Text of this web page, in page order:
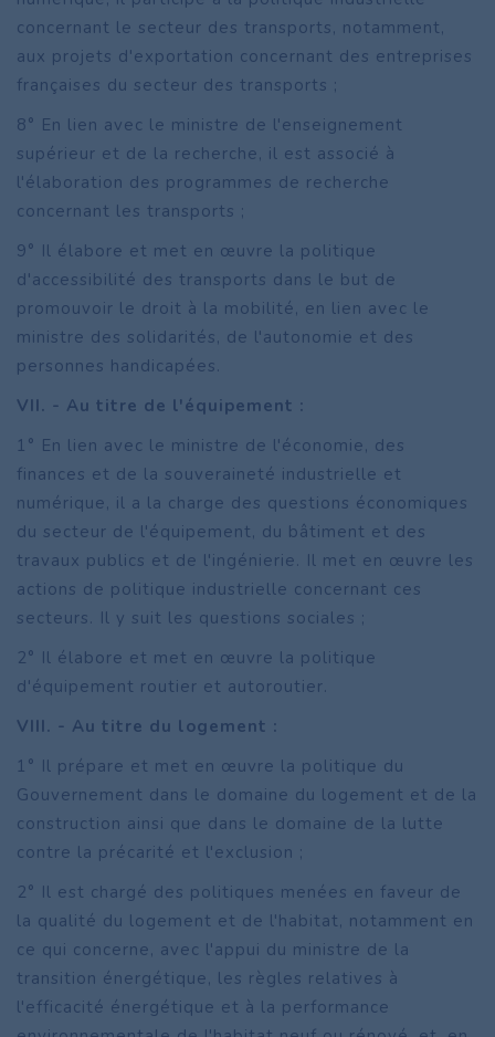
concernant le secteur des transports, notamment,
aux projets d'exportation concernant des entreprises
françaises du secteur des transports ;
8° En lien avec le ministre de l'enseignement
supérieur et de la recherche, il est associé à
l'élaboration des programmes de recherche
concernant les transports ;
9° Il élabore et met en œuvre la politique
d'accessibilité des transports dans le but de
promouvoir le droit à la mobilité, en lien avec le
ministre des solidarités, de l'autonomie et des
personnes handicapées.
VII. - Au titre de l'équipement :
1° En lien avec le ministre de l'économie, des
finances et de la souveraineté industrielle et
numérique, il a la charge des questions économiques
du secteur de l'équipement, du bâtiment et des
travaux publics et de l'ingénierie. Il met en œuvre les
actions de politique industrielle concernant ces
secteurs. Il y suit les questions sociales ;
2° Il élabore et met en œuvre la politique
d'équipement routier et autoroutier.
VIII. - Au titre du logement :
1° Il prépare et met en œuvre la politique du
Gouvernement dans le domaine du logement et de la
construction ainsi que dans le domaine de la lutte
contre la précarité et l'exclusion ;
2° Il est chargé des politiques menées en faveur de
la qualité du logement et de l'habitat, notamment en
ce qui concerne, avec l'appui du ministre de la
transition énergétique, les règles relatives à
l'efficacité énergétique et à la performance